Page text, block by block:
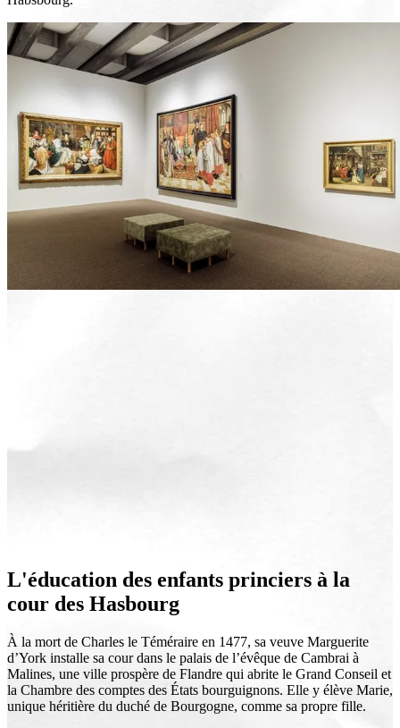
L'éducation des enfants princiers à la
cour des Hasbourg
À la mort de Charles le Téméraire en 1477, sa veuve Marguerite
d’York installe sa cour dans le palais de l’évêque de Cambrai à
Malines, une ville prospère de Flandre qui abrite le Grand Conseil et
la Chambre des comptes des États bourguignons. Elle y élève Marie,
unique héritière du duché de Bourgogne, comme sa propre fille.